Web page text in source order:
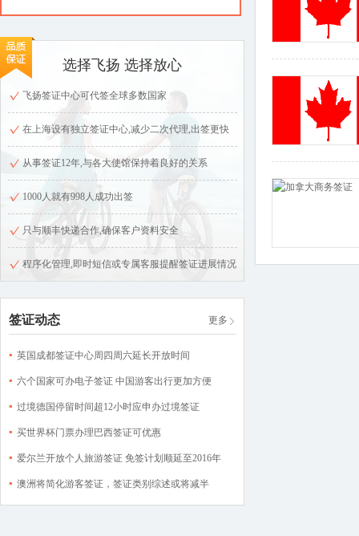
选择飞扬 选择放心
飞扬签证中心可代签全球多数国家
在上海设有独立签证中心,减少二次代理,出签更快
从事签证12年,与各大使馆保持着良好的关系
1000人就有998人成功出签
只与顺丰快递合作,确保客户资料安全
程序化管理,即时短信或专属客服提醒签证进展情况
签证动态 更多
英国成都签证中心周四周六延长开放时间
六个国家可办电子签证 中国游客出行更加方便
过境德国停留时间超12小时应申办过境签证
买世界杯门票办理巴西签证可优惠
爱尔兰开放个人旅游签证 免签计划顺延至2016年
澳洲将简化游客签证，签证类别综述或将减半